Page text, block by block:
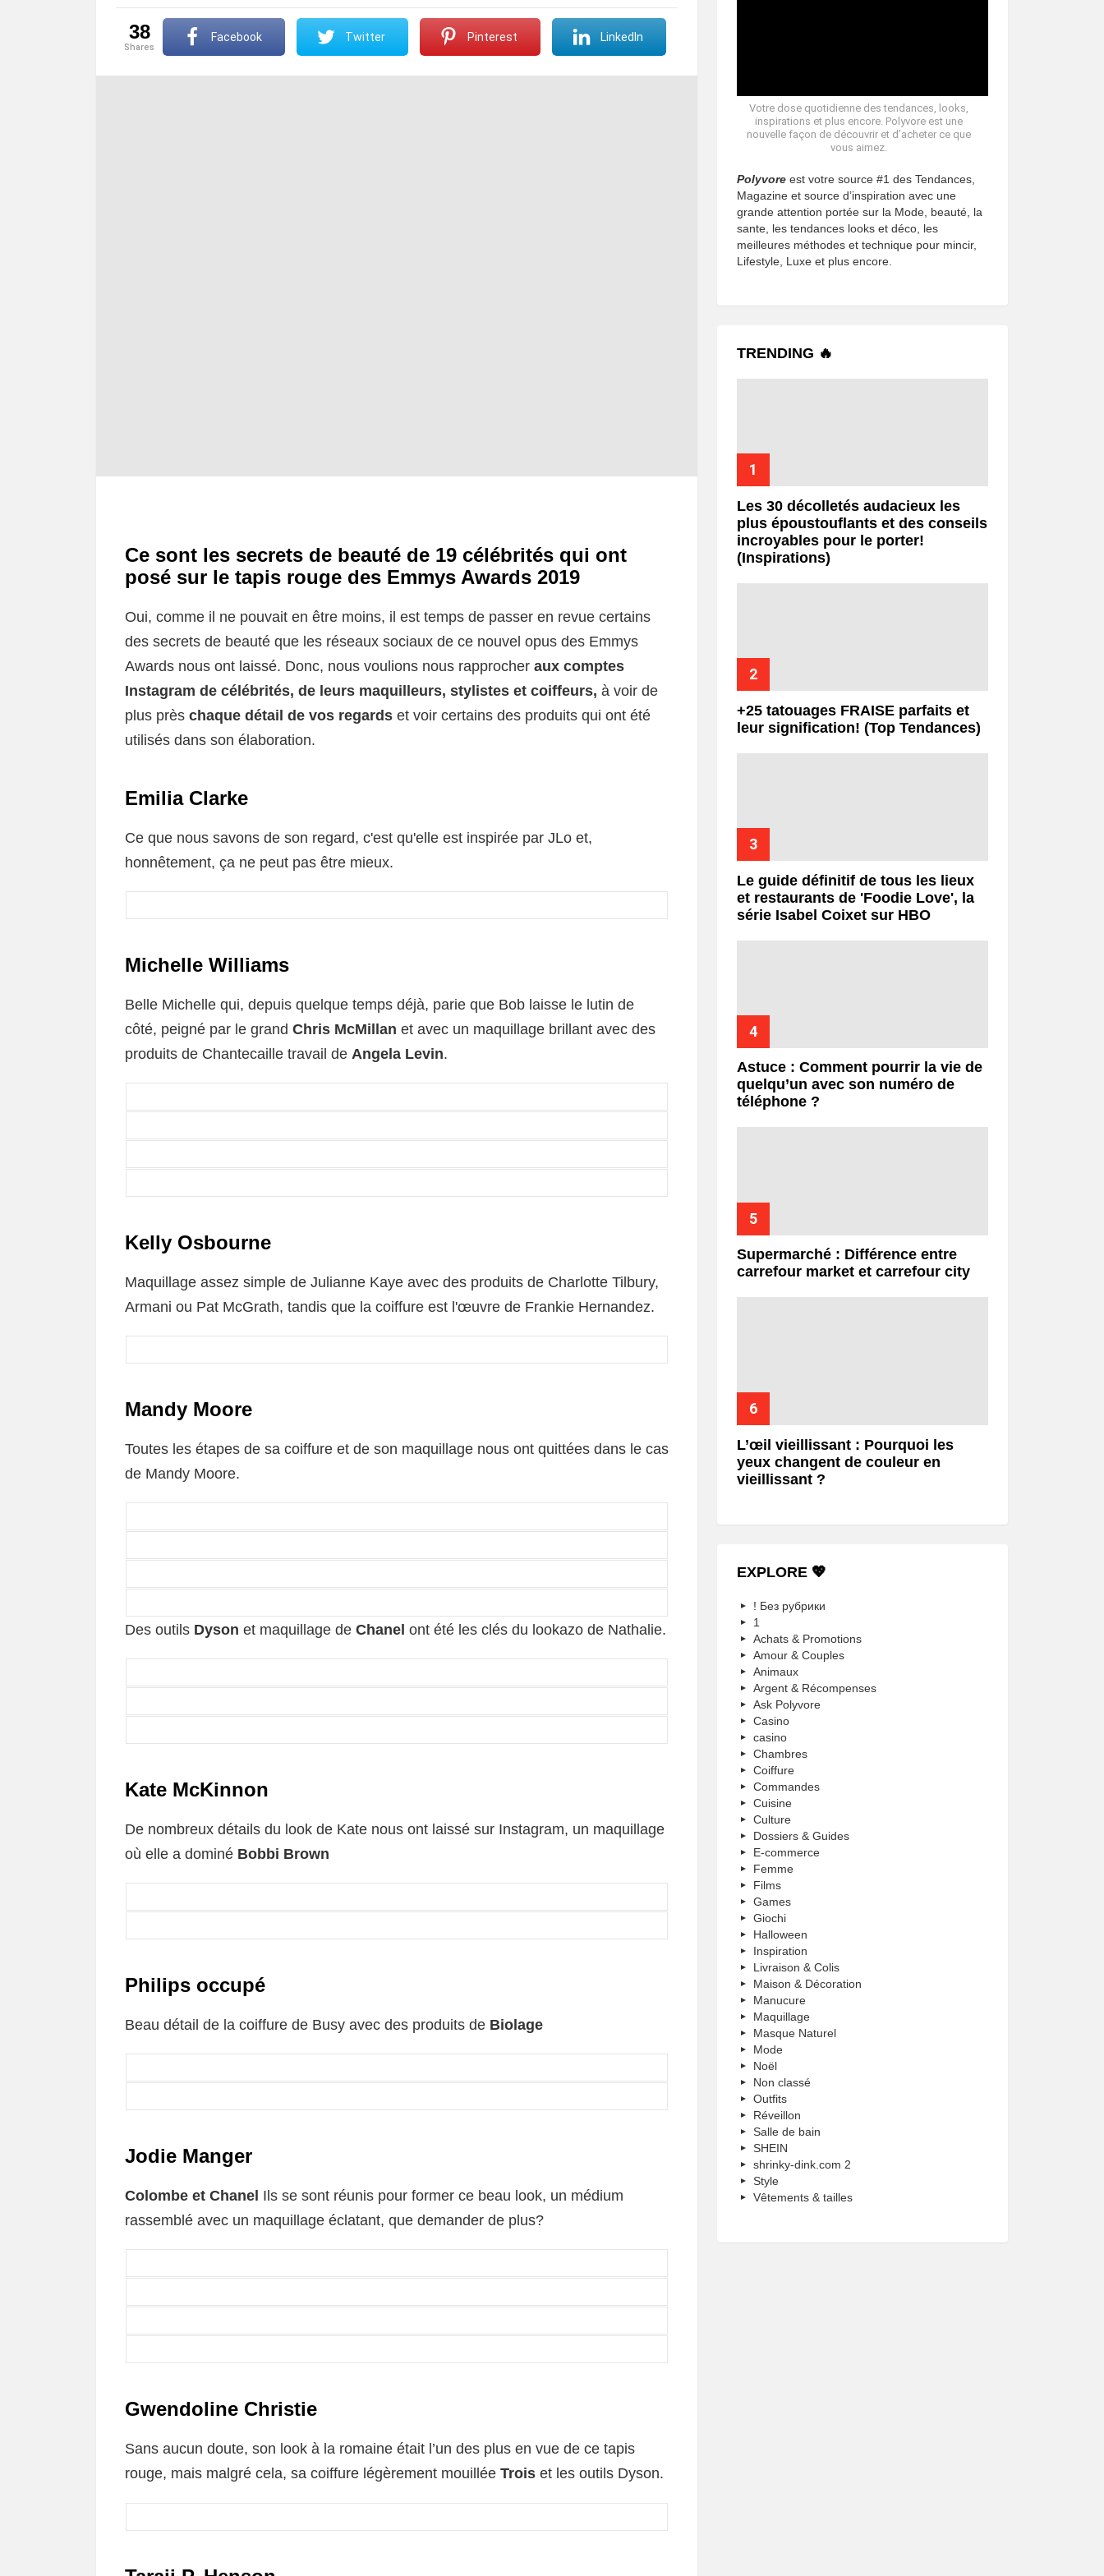
38
shares
Facebook Twitter Pinterest LinkedIn
Ce sont les secrets de beauté de 19 célébrités qui ont
posé sur le tapis rouge des Emmys Awards 2019
Oui, comme il ne pouvait en être moins, il est temps de passer en revue certains
des secrets de beauté que les réseaux sociaux de ce nouvel opus des Emmys
Awards nous ont laissé. Donc, nous voulions nous rapprocher aux comptes
Instagram de célébrités, de leurs maquilleurs, stylistes et coiffeurs, à voir de
plus près chaque détail de vos regards et voir certains des produits qui ont été
utilisés dans son élaboration.
Emilia Clarke
Ce que nous savons de son regard, c'est qu'elle est inspirée par JLo et,
honnêtement, ça ne peut pas être mieux.
Michelle Williams
Belle Michelle qui, depuis quelque temps déjà, parie que Bob laisse le lutin de
côté, peigné par le grand Chris McMillan et avec un maquillage brillant avec des
produits de Chantecaille travail de Angela Levin.
Kelly Osbourne
Maquillage assez simple de Julianne Kaye avec des produits de Charlotte Tilbury,
Armani ou Pat McGrath, tandis que la coiffure est l'œuvre de Frankie Hernandez.
Mandy Moore
Toutes les étapes de sa coiffure et de son maquillage nous ont quittées dans le cas
de Mandy Moore.
Des outils Dyson et maquillage de Chanel ont été les clés du lookazo de Nathalie.
Kate McKinnon
De nombreux détails du look de Kate nous ont laissé sur Instagram, un maquillage
où elle a dominé Bobbi Brown
Philips occupé
Beau détail de la coiffure de Busy avec des produits de Biolage
Jodie Manger
Colombe et Chanel Ils se sont réunis pour former ce beau look, un médium
rassemblé avec un maquillage éclatant, que demander de plus?
Gwendoline Christie
Sans aucun doute, son look à la romaine était l’un des plus en vue de ce tapis
rouge, mais malgré cela, sa coiffure légèrement mouillée Trois et les outils Dyson.
Votre dose quotidienne des tendances, looks,
inspirations et plus encore. Polyvore est une
nouvelle façon de découvrir et d’acheter ce que
vous aimez.
Polyvore est votre source #1 des Tendances,
Magazine et source d’inspiration avec une
grande attention portée sur la Mode, beauté, la
sante, les tendances looks et déco, les
meilleures méthodes et technique pour mincir,
Lifestyle, Luxe et plus encore.
TRENDING 🔥
Les 30 décolletés audacieux les
plus époustouflants et des conseils
incroyables pour le porter!
(Inspirations)
+25 tatouages ​​FRAISE parfaits et
leur signification! (Top Tendances)
Le guide définitif de tous les lieux
et restaurants de 'Foodie Love', la
série Isabel Coixet sur HBO
Astuce : Comment pourrir la vie de
quelqu’un avec son numéro de
téléphone ?
Supermarché : Différence entre
carrefour market et carrefour city
L’œil vieillissant : Pourquoi les
yeux changent de couleur en
vieillissant ?
EXPLORE 💖
! Без рубрики
1
Achats & Promotions
Amour & Couples
Animaux
Argent & Récompenses
Ask Polyvore
Casino
casino
Chambres
Coiffure
Commandes
Cuisine
Culture
Dossiers & Guides
E-commerce
Femme
Films
Games
Giochi
Halloween
Inspiration
Livraison & Colis
Maison & Décoration
Manucure
Maquillage
Masque Naturel
Mode
Noël
Non classé
Outfits
Réveillon
Salle de bain
SHEIN
shrinky-dink.com 2
Style
Vêtements & tailles